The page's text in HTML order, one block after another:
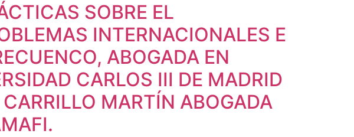
SOBRE EL
INTERNACIONALES E
ABOGADA EN
CARLOS III DE MADRID
MARTÍN ABOGADA